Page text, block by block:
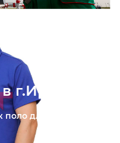
г.Иркутск
поло для